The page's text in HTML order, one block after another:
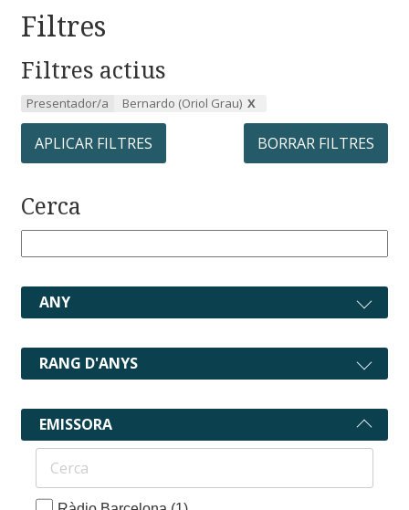
Filtres
Filtres actius
Presentador/a Bernardo (Oriol Grau)
APLICAR FILTRES BORRAR FILTRES
Cerca
ANY
RANG D'ANYS
EMISSORA